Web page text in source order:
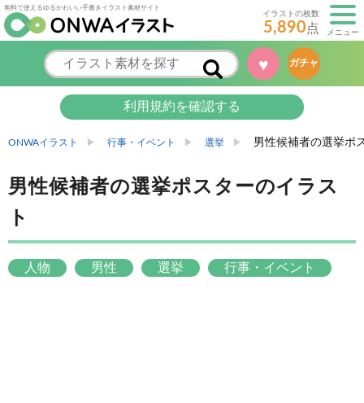
無料で使えるゆるかわいい手書きイラスト素材サイト
イラストの枚数
5,890点 メニュー
♥ ガチャ
利用規約を確認する
ONWAイラスト 行事・イベント 選挙 男性候補者の選挙ポ
男性候補者の選挙ポスターのイラス
ト
人物 男性 選挙 行事・イベント